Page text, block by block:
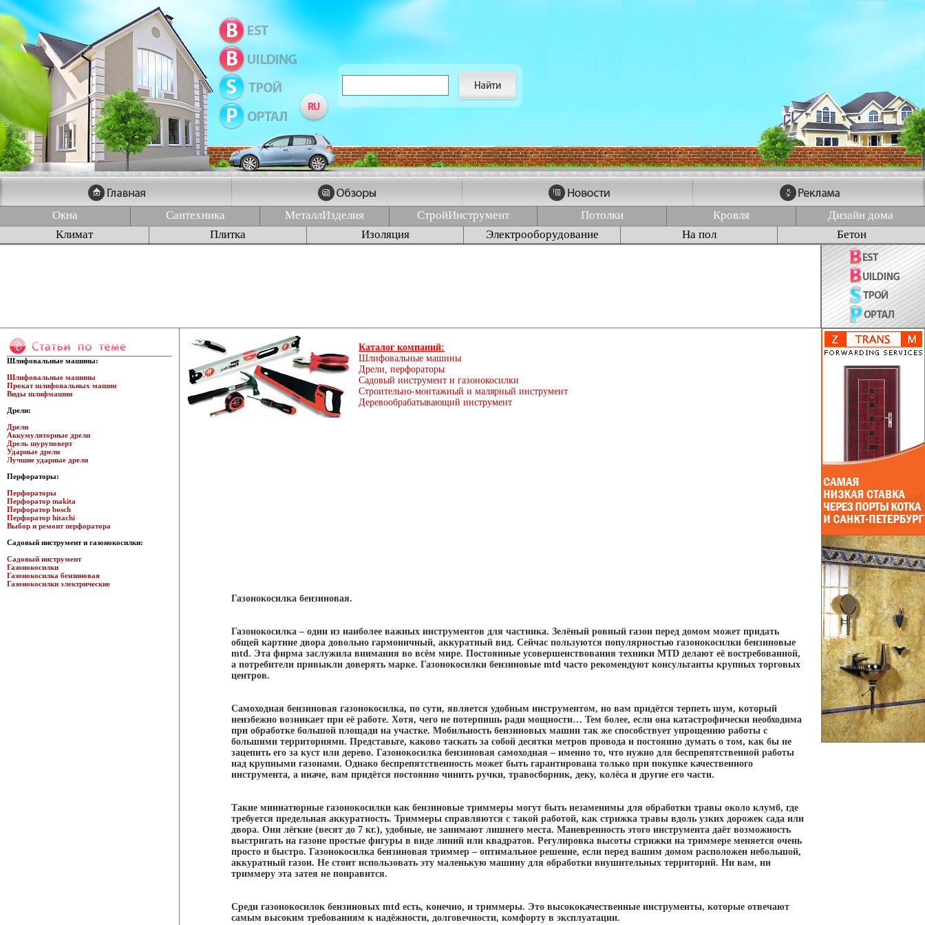
Окна Сантехника МеталлИзделия СтройИнструмент Потолки Кровля
Дизайн дома
Климат
Плитка Изоляция Электрооборудование На пол Бетон
Шлифовальные машины:
Шлифовальные машины
Прокат шлифовальных машин
Виды шлифмашин
Дрели:
Дрели
Аккумуляторные дрели
Дрель шуруповерт
Ударные дрели
Лучшие ударные дрели
Перфораторы:
Перфораторы
Перфоратор makita
Перфоратор bosch
Перфоратор hitachi
Выбор и ремонт перфоратора
Садовый инструмент и газонокосилки:
Садовый инструмент
Газонокосилки
Газонокосилка бензиновая
Газонокосилки электрические
Каталог компаний:
Шлифовальные машины
Дрели, перфораторы
Садовый инструмент и газонокосилки
Строительно-монтажный и малярный инструмент
Деревообрабатывающий инструмент
Газонокосилка бензиновая.
Газонокосилка – один из наиболее важных инструментов для частника. Зелёный ровный газон перед домом может придать
общей картине двора довольно гармоничный, аккуратный вид. Сейчас пользуются популярностью газонокосилки бензиновые
mtd. Эта фирма заслужила внимания во всём мире. Постоянные усовершенствования техники MTD делают её востребованной,
а потребители привыкли доверять марке. Газонокосилки бензиновые mtd часто рекомендуют консультанты крупных торговых
центров.
Самоходная бензиновая газонокосилка, по сути, является удобным инструментом, но вам придётся терпеть шум, который
неизбежно возникает при её работе. Хотя, чего не потерпишь ради мощности… Тем более, если она катастрофически необходима
при обработке большой площади на участке. Мобильность бензиновых машин так же способствует упрощению работы с
большими территориями. Представьте, каково таскать за собой десятки метров провода и постоянно думать о том, как бы не
зацепить его за куст или дерево. Газонокосилка бензиновая самоходная – именно то, что нужно для беспрепятственной работы
над крупными газонами. Однако беспрепятственность может быть гарантирована только при покупке качественного
инструмента, а иначе, вам придётся постоянно чинить ручки, травосборник, деку, колёса и другие его части.
Такие миниатюрные газонокосилки как бензиновые триммеры могут быть незаменимы для обработки травы около клумб, где
требуется предельная аккуратность. Триммеры справляются с такой работой, как стрижка травы вдоль узких дорожек сада или
двора. Они лёгкие (весят до 7 кг.), удобные, не занимают лишнего места. Маневренность этого инструмента даёт возможность
выстригать на газоне простые фигуры в виде линий или квадратов. Регулировка высоты стрижки на триммере меняется очень
просто и быстро. Газонокосилка бензиновая триммер – оптимальное решение, если перед вашим домом расположен небольшой,
аккуратный газон. Не стоит использовать эту маленькую машину для обработки внушительных территорий. Ни вам, ни
триммеру эта затея не понравится.
Среди газонокосилок бензиновых mtd есть, конечно, и триммеры. Это высококачественные инструменты, которые отвечают
самым высоким требованиям к надёжности, долговечности, комфорту в эксплуатации.